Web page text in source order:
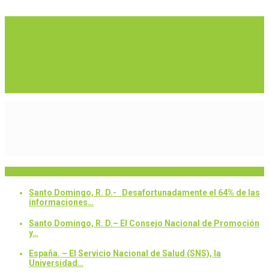
Santo Domingo, R. D.- Desafortunadamente el 64% de las
informaciones…
Santo Domingo, R. D.– El Consejo Nacional de Promoción
y…
España. – El Servicio Nacional de Salud (SNS), la
Universidad…